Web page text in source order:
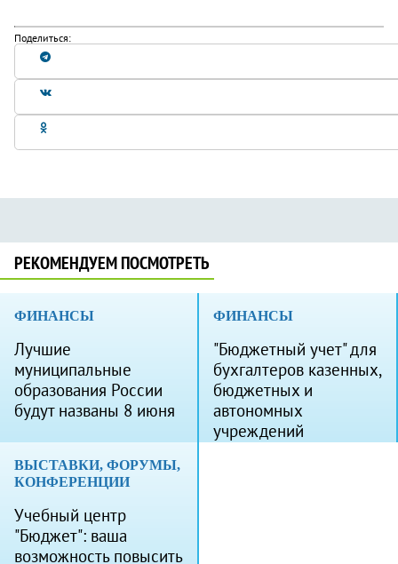
Поделиться:
РЕКОМЕНДУЕМ ПОСМОТРЕТЬ
ФИНАНСЫ
Лучшие
муниципальные
образования России
будут названы 8 июня
ФИНАНСЫ
"Бюджетный учет" для
бухгалтеров казенных,
бюджетных и
автономных
учреждений
ВЫСТАВКИ, ФОРУМЫ,
КОНФЕРЕНЦИИ
Учебный центр
"Бюджет": ваша
возможность повысить